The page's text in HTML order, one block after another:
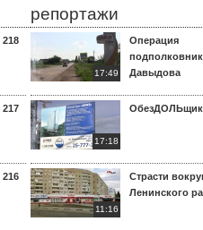
218
217
216
репортажи
17:49
Операция
Давыдова
17:18
11:16
Страсти
Ленинского